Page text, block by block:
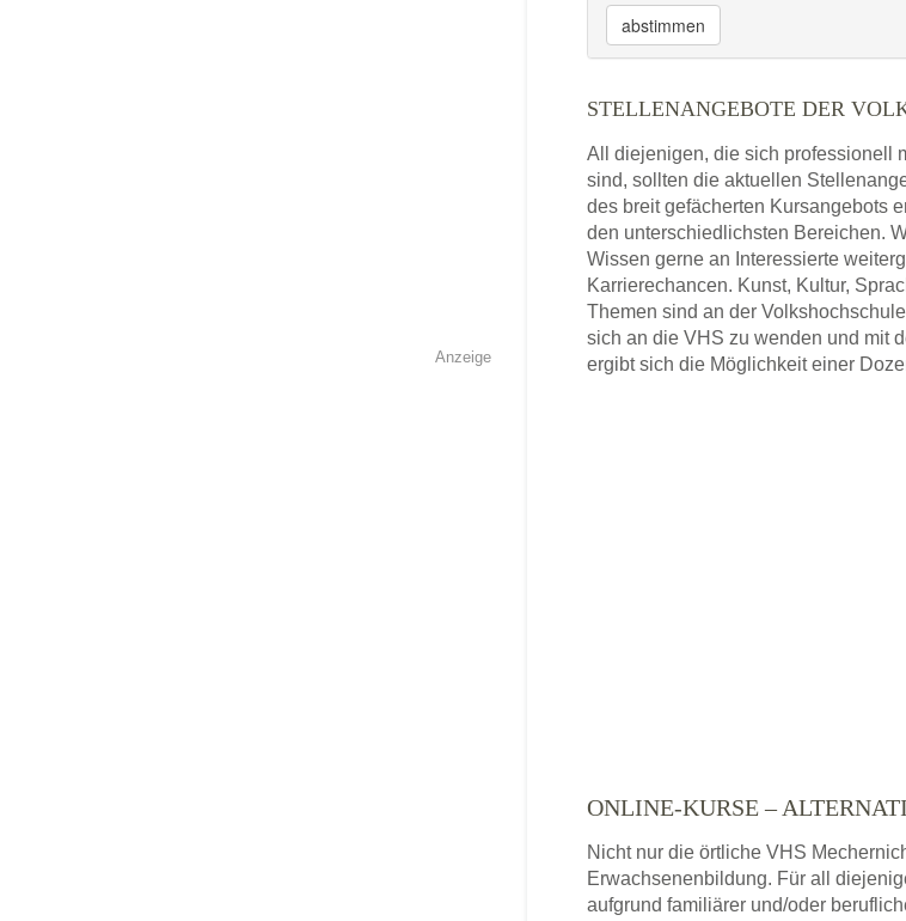
abstimmen
STELLENANGEBOTE DER
All diejenigen, die sich professionell
sind, sollten die aktuellen
des breit gefächerten Kursangebots
den unterschiedlichsten Bereichen.
Wissen gerne an Interessierte
Karrierechancen. Kunst, Kultur,
Themen sind an der
sich an die VHS zu wenden und mit
ergibt sich die Möglichkeit einer
ONLINE-KURSE –
Nicht nur die örtliche VHS
Erwachsenenbildung. Für all
aufgrund familiärer und/oder
Anzeige